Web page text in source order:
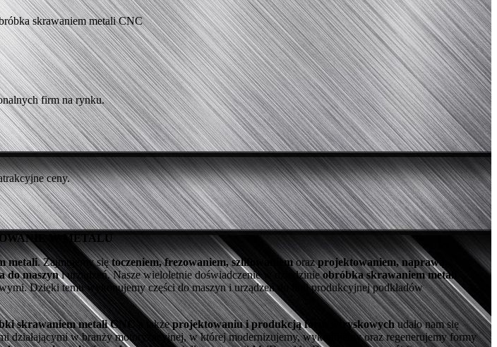
skrawaniem metali CNC
firm na rynku.
ceny.
W METALU
metali. Zajmujemy siętoczeniem, frezowaniem, szlifowaniemorazprojektowaniem, naprawą,
do maszyni urządzeń. Nasze wieloletnie doświadczenie w dziedzinieobróbka skrawaniem metali
Dzięki temu wykonujemy części do maszyn i urządzeń do linii produkcyjnej podkładów
skrawaniem metali CNC a takżeprojektowaniu i produkcją form wtryskowychudało nam się
działającymi w branży motoryzacyjnej, w której modernizujemy, wykonujemy oraz regenerujemy formy